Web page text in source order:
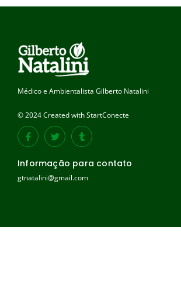
Médico e Ambientalista Gilberto Natalini
© 2024 Created with StartConecte
Informação para contato
gtnatalini@gmail.com